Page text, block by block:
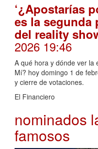
‘¿Apostarías
es la segunda
del reality
2026 19:46
A qué hora y dónde ver la
Mí? hoy domingo 1 de
y cierre de votaciones.
El Financiero
nominados
famosos